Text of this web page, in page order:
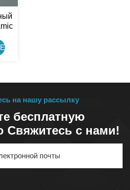
на нашу рассылку
бесплатную
Свяжитесь с нами!